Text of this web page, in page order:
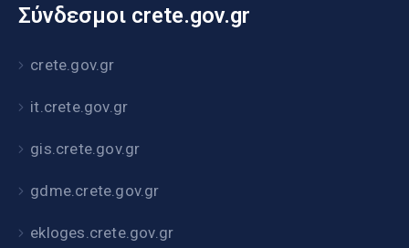
Σύνδεσμοι crete.gov.gr
crete.gov.gr
it.crete.gov.gr
gis.crete.gov.gr
gdme.crete.gov.gr
ekloges.crete.gov.gr